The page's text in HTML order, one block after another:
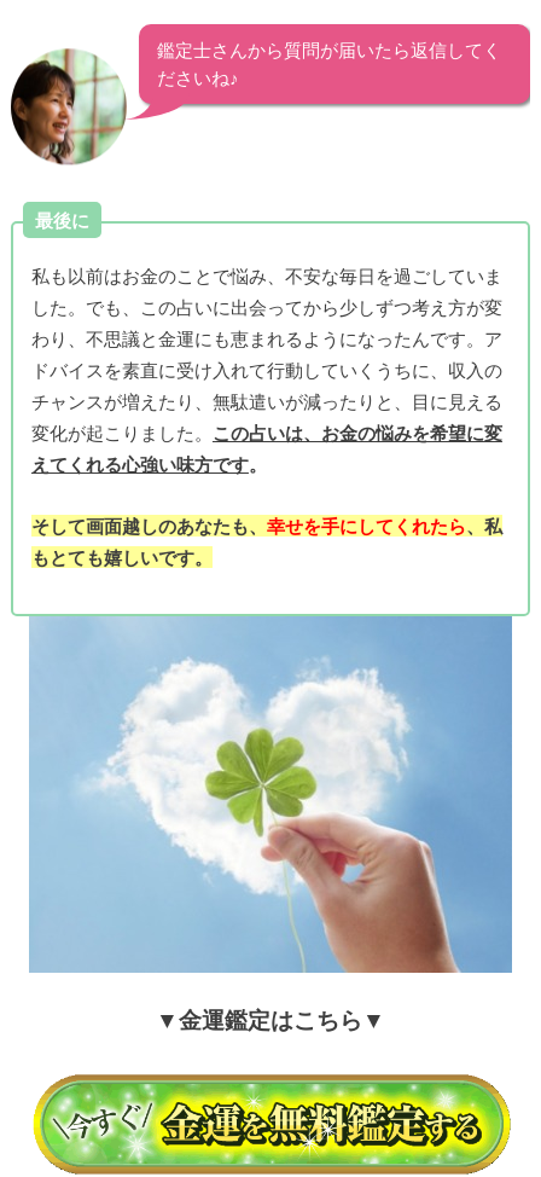
鑑定士さんから質問が届いたら返信してく
ださいね♪
最後に
私も以前はお金のことで悩み、不安な毎日を過ごしていま
した。でも、この占いに出会ってから少しずつ考え方が変
わり、不思議と金運にも恵まれるようになったんです。ア
ドバイスを素直に受け入れて行動していくうちに、収入の
チャンスが増えたり、無駄遣いが減ったりと、目に見える
変化が起こりました。 この占いは、お金の悩みを希望に変
えてくれる心強い味方です。
そして画面越しのあなたも、 幸せを手にしてくれたら 、私
もとても嬉しいです。
▼金運鑑定はこちら▼